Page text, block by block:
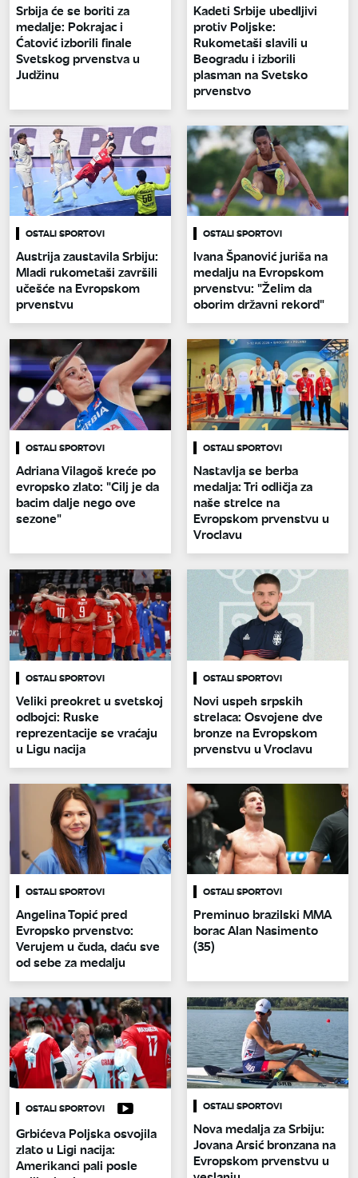
Srbija će se boriti za
medalje: Pokrajac i
Ćatović izborili finale
Svetskog prvenstva u
Judžinu
Kadeti Srbije ubedljivi
protiv Poljske:
Rukometaši slavili u
Beogradu i izborili
plasman na Svetsko
prvenstvo
OSTALI SPORTOVI
Austrija zaustavila Srbiju:
Mladi rukometaši završili
učešće na Evropskom
prvenstvu
OSTALI SPORTOVI
Ivana Španović juriša na
medalju na Evropskom
prvenstvu: "Želim da
oborim državni rekord"
OSTALI SPORTOVI
Adriana Vilagoš kreće po
evropsko zlato: "Cilj je da
bacim dalje nego ove
sezone"
OSTALI SPORTOVI
Nastavlja se berba
medalja: Tri odličja za
naše strelce na
Evropskom prvenstvu u
Vroclavu
OSTALI SPORTOVI
Veliki preokret u svetskoj
odbojci: Ruske
reprezentacije se vraćaju
u Ligu nacija
OSTALI SPORTOVI
Novi uspeh srpskih
strelaca: Osvojene dve
bronze na Evropskom
prvenstvu u Vroclavu
OSTALI SPORTOVI
Angelina Topić pred
Evropsko prvenstvo:
Verujem u čuda, daću sve
od sebe za medalju
OSTALI SPORTOVI
Preminuo brazilski MMA
borac Alan Nasimento
(35)
OSTALI SPORTOVI
Grbićeva Poljska osvojila
zlato u Ligi nacija:
Amerikanci pali posle
OSTALI SPORTOVI
Nova medalja za Srbiju:
Jovana Arsić bronzana na
Evropskom prvenstvu u